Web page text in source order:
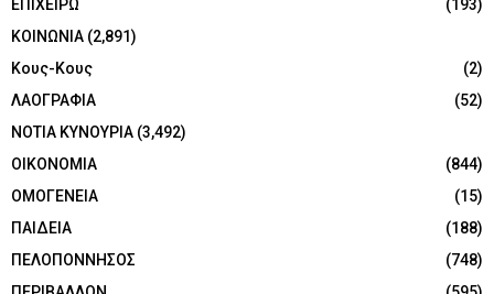
ΕΠΙΧΕΙΡΩ
(193)
ΚΟΙΝΩΝΙΑ (2,891)
Κους-Κους
(2)
ΛΑΟΓΡΑΦΙΑ
(52)
ΝΟΤΙΑ ΚΥΝΟΥΡΙΑ (3,492)
ΟΙΚΟΝΟΜΙΑ
(844)
ΟΜΟΓΕΝΕΙΑ
(15)
ΠΑΙΔΕΙΑ
(188)
ΠΕΛΟΠΟΝΝΗΣΟΣ
(748)